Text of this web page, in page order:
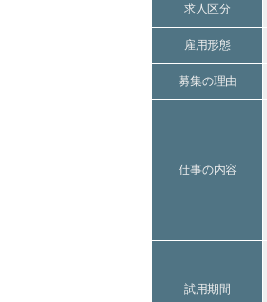
求人区分
雇用形態
募集の理由
仕事の内容
試用期間